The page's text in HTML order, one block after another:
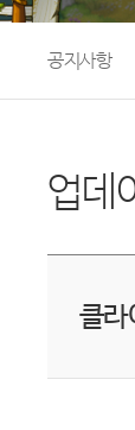
공지사항
업데
클